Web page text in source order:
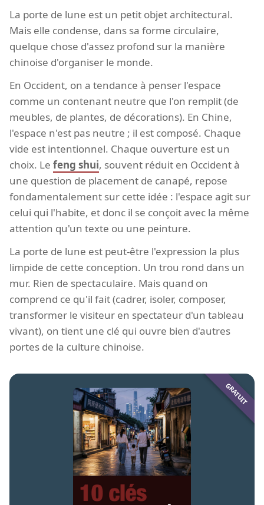
La porte de lune est un petit objet architectural.
Mais elle condense, dans sa forme circulaire,
quelque chose d'assez profond sur la manière
chinoise d'organiser le monde.
En Occident, on a tendance à penser l'espace
comme un contenant neutre que l'on remplit (de
meubles, de plantes, de décorations). En Chine,
l'espace n'est pas neutre ; il est composé. Chaque
vide est intentionnel. Chaque ouverture est un
choix. Le feng shui, souvent réduit en Occident à
une question de placement de canapé, repose
fondamentalement sur cette idée : l'espace agit sur
celui qui l'habite, et donc il se conçoit avec la même
attention qu'un texte ou une peinture.
La porte de lune est peut-être l'expression la plus
limpide de cette conception. Un trou rond dans un
mur. Rien de spectaculaire. Mais quand on
comprend ce qu'il fait (cadrer, isoler, composer,
transformer le visiteur en spectateur d'un tableau
vivant), on tient une clé qui ouvre bien d'autres
portes de la culture chinoise.